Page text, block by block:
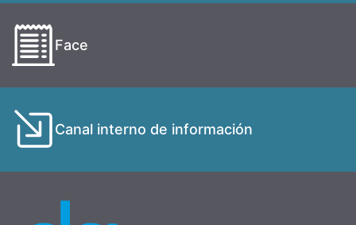
Face
Canal interno de información